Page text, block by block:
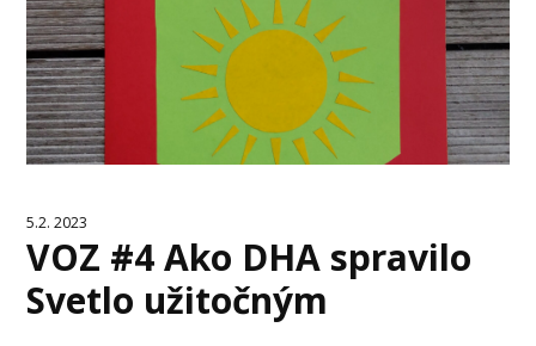
5.2. 2023
VOZ #4 Ako DHA spravilo
Svetlo užitočným